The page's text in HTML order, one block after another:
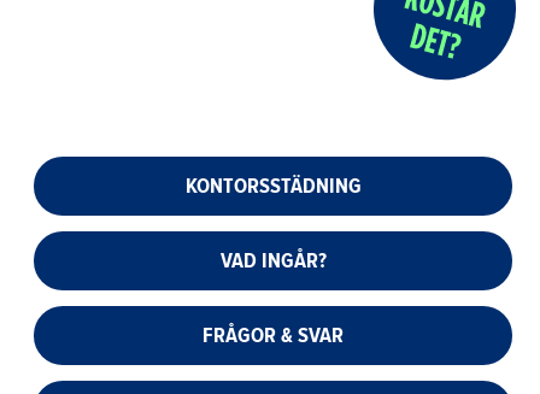
KONTORSSTÄDNING
VAD INGÅR?
FRÅGOR & SVAR